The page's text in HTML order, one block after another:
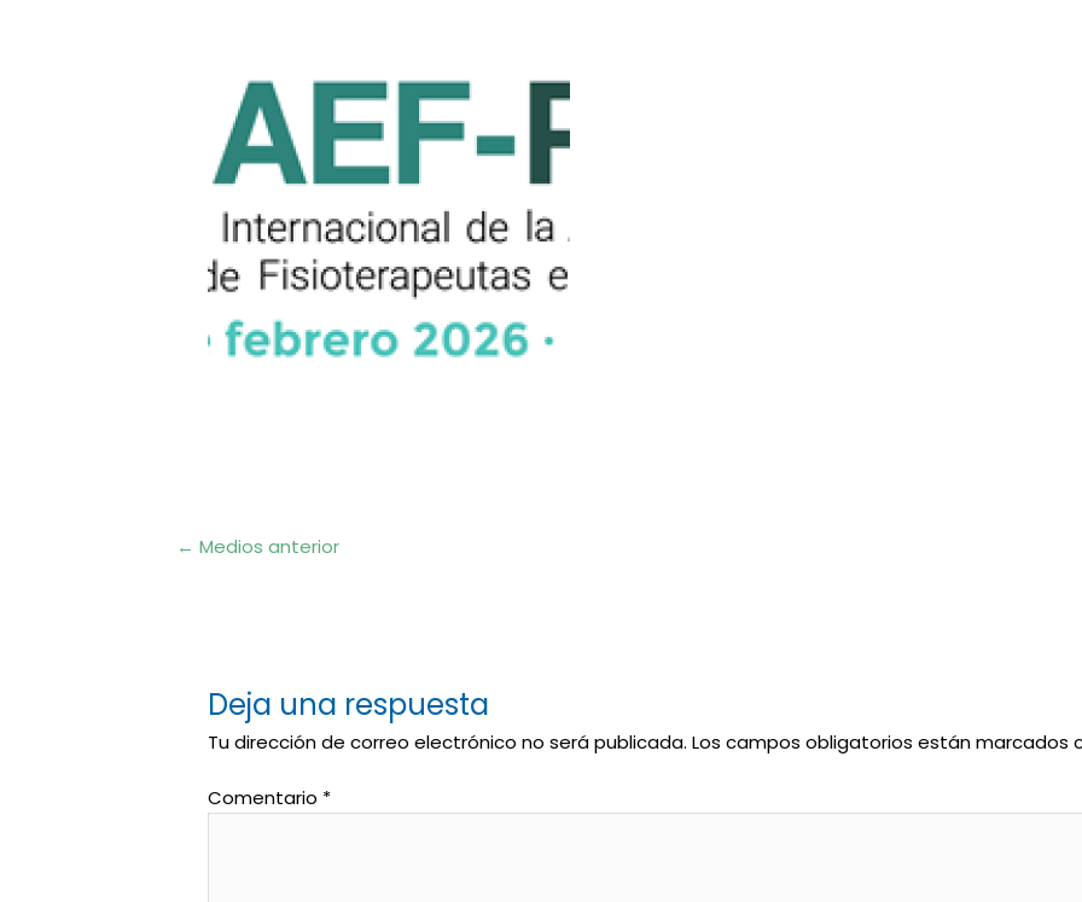
Navegación
← Medios anterior
Deja una respuesta
Tu dirección de correo electrónico no será publicada. Los campos obligatorios están marcados
Comentario *